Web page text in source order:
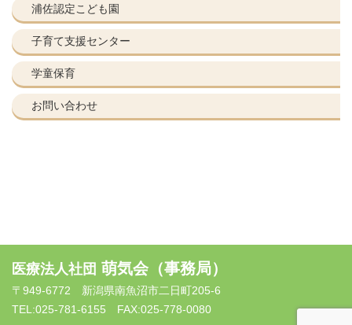
浦佐認定こども園
子育て支援センター
学童保育
お問い合わせ
医療法人社団 萌気会（事務局）
〒949-6772 新潟県南魚沼市二日町205-6
TEL:025-781-6155 FAX:025-778-0080